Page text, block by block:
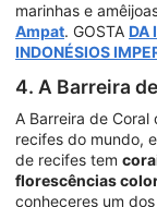
marinhas e
Ampat. GOSTA DA
INDONÉSIOS
4. A Barreira
A Barreira de Coral
recifes do mundo,
de recifes tem
florescências
conheceres um